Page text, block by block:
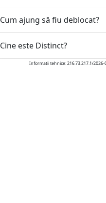
Cum ajung să fiu deblocat?
Cine este Distinct?
Informatii tehnice: 216.73.217.1/2026-